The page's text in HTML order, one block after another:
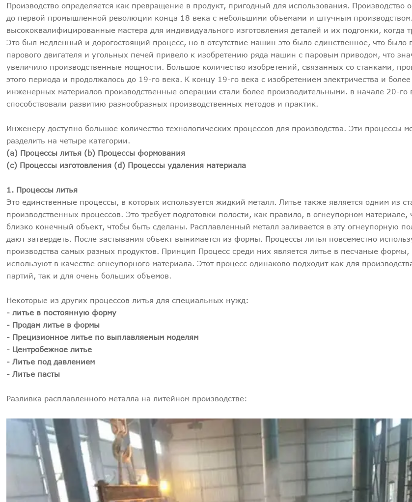
Производство определяется как превращение в продукт, пригодный для использования. Производство
до первой промышленной революции конца 18 века с небольшими объемами и штучным
высококвалифицированные мастера для индивидуального изготовления деталей и их подгонки, когда
Это был медленный и дорогостоящий процесс, но в отсутствие машин это было единственное, что было
парового двигателя и угольных печей привело к изобретению ряда машин с паровым приводом, что
увеличило производственные мощности. Большое количество изобретений, связанных со станками,
этого периода и продолжалось до 19-го века. К концу 19-го века с изобретением электричества и
инженерных материалов производственные операции стали более производительными. в начале 20-го
способствовали развитию разнообразных производственных методов и практик.
Инженеру доступно большое количество технологических процессов для производства. Эти процессы
разделить на четыре категории.
(а) Процессы литья (b) Процессы формования
(c) Процессы изготовления (d) Процессы удаления материала
1. Процессы литья
Это единственные процессы, в которых используется жидкий металл. Литье также является одним из
производственных процессов. Это требует подготовки полости, как правило, в огнеупорном материале,
близко конечный объект, чтобы быть сделаны. Расплавленный металл заливается в эту огнеупорную
дают затвердеть. После застывания объект вынимается из формы. Процессы литья повсеместно
производства самых разных продуктов. Принцип Процесс среди них является литье в песчаные формы,
используют в качестве огнеупорного материала. Этот процесс одинаково подходит как для
партий, так и для очень больших объемов.
Некоторые из других процессов литья для специальных нужд:
- литье в постоянную форму
- Продам литье в формы
- Прецизионное литье по выплавляемым моделям
- Центробежное литье
- Литье под давлением
- Литье пасты
Разливка расплавленного металла на литейном производстве: